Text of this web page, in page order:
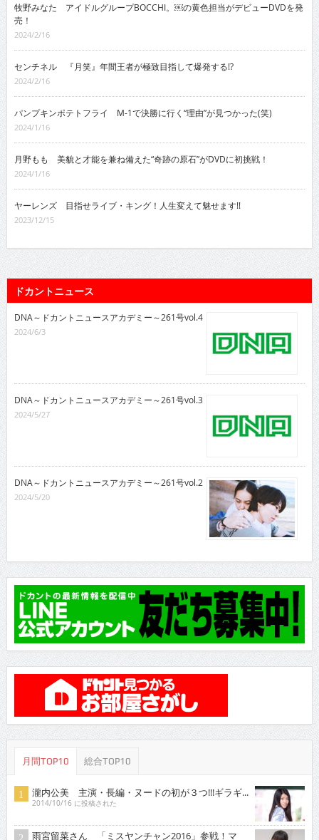
牧野みなた アイドルグループBOCCHI。￼の黄色担当がデビューDVDを発
売！
2024/2/16
センチネル 『月笑』年間王者が極致目指して爆発する!?
2024/2/16
パンプキンポテトフライ M-1で決勝に行く“理由”が見つかった(笑)
2024/1/16
月野もも 美貌と才能を兼ね備えた“奇跡の原石”がDVDに初挑戦！
2024/1/16
ヤーレンズ 目指せライブ・キング！人生変えて魅せます!!
2023/12/15
ドカントニュース
DNA～ドカントニュースアカデミー～261号vol.4
2024/6/3
DNA～ドカントニュースアカデミー～261号vol.3
2024/5/27
DNA～ドカントニュースアカデミー～261号vol.2
2024/5/20
月間TOP10 総合TOP10
瀧内公美 主演・長編・ヌードの初が３つ!!!ギラギ...
2014/10/16 に投稿された
雨宮留菜さん 「ミスヤンチャン2016」参戦！マ